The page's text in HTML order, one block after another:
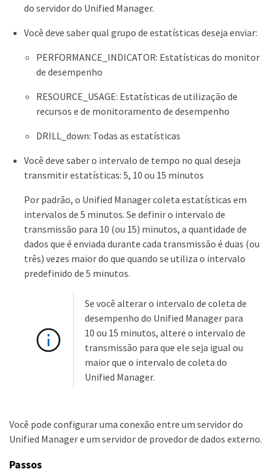
do servidor do Unified Manager.
Você deve saber qual grupo de estatísticas deseja enviar:
PERFORMANCE_INDICATOR: Estatísticas do monitor
de desempenho
RESOURCE_USAGE: Estatísticas de utilização de
recursos e de monitoramento de desempenho
DRILL_down: Todas as estatísticas
Você deve saber o intervalo de tempo no qual deseja
transmitir estatísticas: 5, 10 ou 15 minutos
Por padrão, o Unified Manager coleta estatísticas em
intervalos de 5 minutos. Se definir o intervalo de
transmissão para 10 (ou 15) minutos, a quantidade de
dados que é enviada durante cada transmissão é duas (ou
três) vezes maior do que quando se utiliza o intervalo
predefinido de 5 minutos.
Se você alterar o intervalo de coleta de
desempenho do Unified Manager para
10 ou 15 minutos, altere o intervalo de
transmissão para que ele seja igual ou
maior que o intervalo de coleta do
Unified Manager.
Você pode configurar uma conexão entre um servidor do
Unified Manager e um servidor de provedor de dados externo.
Passos